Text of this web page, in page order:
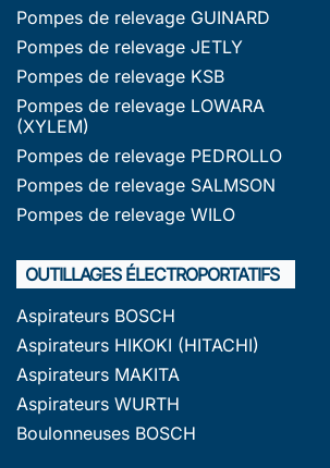
Pompes de relevage GUINARD
Pompes de relevage JETLY
Pompes de relevage KSB
Pompes de relevage LOWARA
(XYLEM)
Pompes de relevage PEDROLLO
Pompes de relevage SALMSON
Pompes de relevage WILO
OUTILLAGES ÉLECTROPORTATIFS
Aspirateurs BOSCH
Aspirateurs HIKOKI (HITACHI)
Aspirateurs MAKITA
Aspirateurs WURTH
Boulonneuses BOSCH